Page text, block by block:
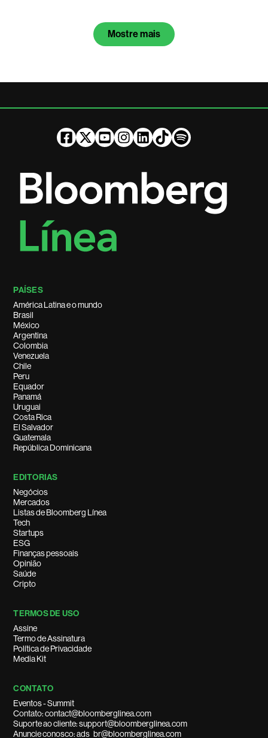
Mostre mais
PAÍSES
América Latina e o mundo
Brasil
México
Argentina
Colombia
Venezuela
Chile
Peru
Equador
Panamá
Uruguai
Costa Rica
El Salvador
Guatemala
República Dominicana
EDITORIAS
Negócios
Mercados
Listas de Bloomberg Línea
Tech
Startups
ESG
Finanças pessoais
Opinião
Saúde
Cripto
TERMOS DE USO
Assine
Termo de Assinatura
Política de Privacidade
Media Kit
CONTATO
Eventos - Summit
Contato: contact@bloomberglinea.com
Suporte ao cliente: support@bloomberglinea.com
Anuncie conosco: ads_br@bloomberglinea.com